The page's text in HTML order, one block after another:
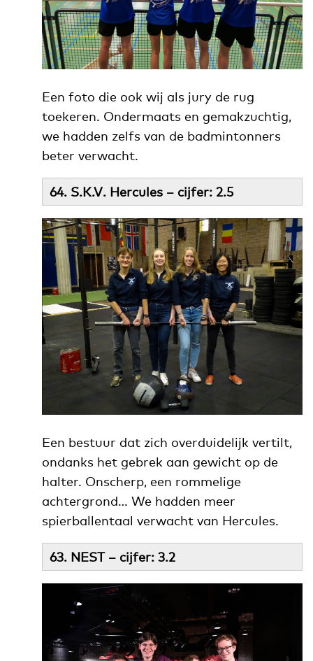
Een foto die ook wij als jury de rug
toekeren. Ondermaats en gemakzuchtig,
we hadden zelfs van de badmintonners
beter verwacht.
64. S.K.V. Hercules – cijfer: 2.5
Een bestuur dat zich overduidelijk vertilt,
ondanks het gebrek aan gewicht op de
halter. Onscherp, een rommelige
achtergrond… We hadden meer
spierballentaal verwacht van Hercules.
63. NEST – cijfer: 3.2